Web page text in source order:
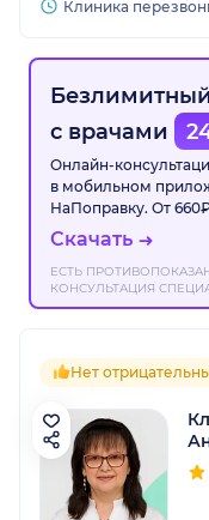
Клиника
с врачами
Онлайн-
в мобильном
НаПоправку. От
Скачать
ЕСТЬ
КОНСУЛЬТАЦИЯ
Нет